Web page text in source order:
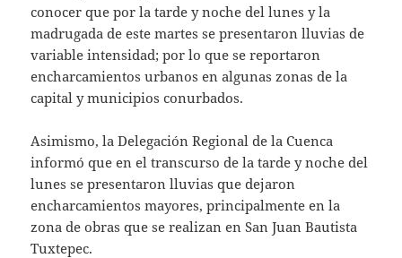
conocer que por la tarde y noche del lunes y la
madrugada de este martes se presentaron lluvias de
variable intensidad; por lo que se reportaron
encharcamientos urbanos en algunas zonas de la
capital y municipios conurbados.
Asimismo, la Delegación Regional de la Cuenca
informó que en el transcurso de la tarde y noche del
lunes se presentaron lluvias que dejaron
encharcamientos mayores, principalmente en la
zona de obras que se realizan en San Juan Bautista
Tuxtepec.